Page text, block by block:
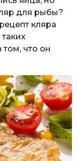
для рыбы?
кляра
том, что он